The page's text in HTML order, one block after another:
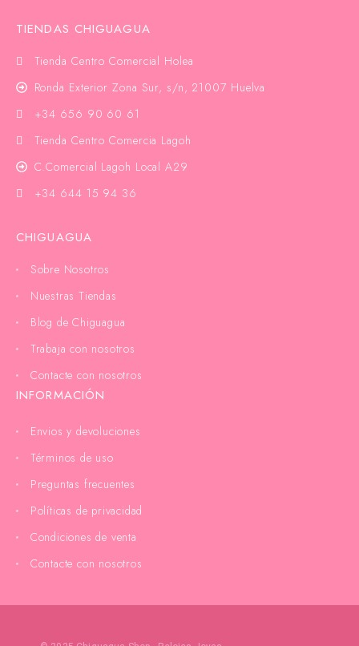
TIENDAS CHIGUAGUA
Tienda Centro Comercial Holea
Ronda Exterior Zona Sur, s/n, 21007 Huelva
+34 656 90 60 61
Tienda Centro Comercia Lagoh
C.Comercial Lagoh Local A29
+34 644 15 94 36
CHIGUAGUA
Sobre Nosotros
Nuestras Tiendas
Blog de Chiguagua
Trabaja con nosotros
Contacte con nosotros
INFORMACIÓN
Envios y devoluciones
Términos de uso
Preguntas frecuentes
Políticas de privacidad
Condiciones de venta
Contacte con nosotros